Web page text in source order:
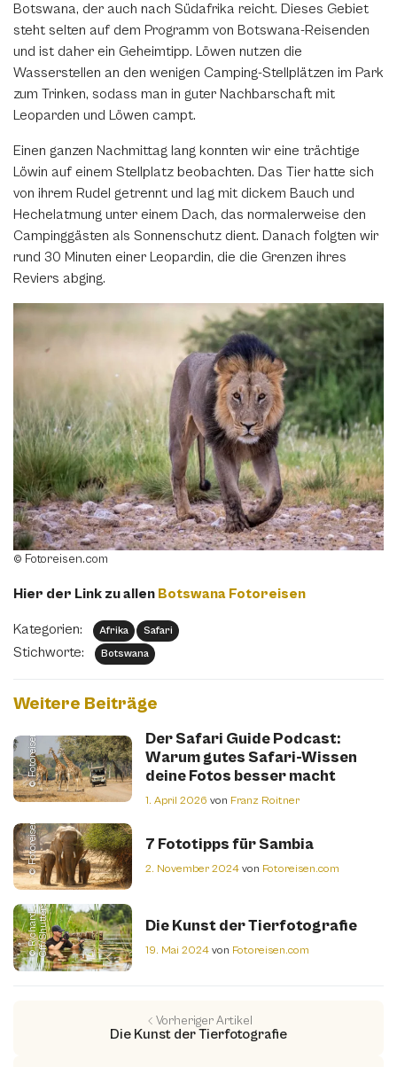
Botswana, der auch nach Südafrika reicht. Dieses Gebiet
steht selten auf dem Programm von Botswana-Reisenden
und ist daher ein Geheimtipp. Löwen nutzen die
Wasserstellen an den wenigen Camping-Stellplätzen im Park
zum Trinken, sodass man in guter Nachbarschaft mit
Leoparden und Löwen campt.
Einen ganzen Nachmittag lang konnten wir eine trächtige
Löwin auf einem Stellplatz beobachten. Das Tier hatte sich
von ihrem Rudel getrennt und lag mit dickem Bauch und
Hechelatmung unter einem Dach, das normalerweise den
Campinggästen als Sonnenschutz dient. Danach folgten wir
rund 30 Minuten einer Leopardin, die die Grenzen ihres
Reviers abging.
© Fotoreisen.com
Hier der Link zu allen Botswana Fotoreisen
Kategorien: Afrika Safari
Stichworte: Botswana
Weitere Beiträge
© Fotoreisen.com
Der Safari Guide Podcast:
Warum gutes Safari-Wissen
deine Fotos besser macht
1. April 2026 von Franz Roitner
© Fotoreisen.com 7 Fototipps für Sambia
2. November 2024 von Fotoreisen.com
©
R
i
c
h
a
r
d
C
f
f
/
S
h
u
t
t
e
r
s
t
o
c
k.
c
om Die Kunst der Tierfotografie
19. Mai 2024 von Fotoreisen.com
Vorheriger Artikel
Die Kunst der Tierfotografie